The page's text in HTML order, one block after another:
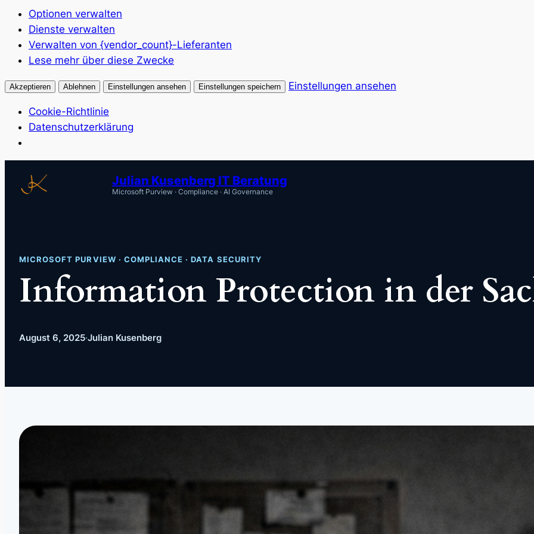
Optionen verwalten
Dienste verwalten
Verwalten von {vendor_count}-Lieferanten
Lese mehr über diese Zwecke
Akzeptieren Ablehnen Einstellungen ansehen Einstellungen speichern Einstellungen ansehen
Cookie-Richtlinie
Datenschutzerklärung
Inhalt
springen
Julian Kusenberg IT Beratung
Microsoft Purview · Compliance · AI Governance
MICROSOFT PURVIEW · COMPLIANCE · DATA SECURITY
Information Protection in der
August 6, 2025·Julian Kusenberg